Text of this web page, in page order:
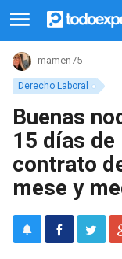
Derecho Laboral
mamen75
Buenas
15 días
contrato
mese y